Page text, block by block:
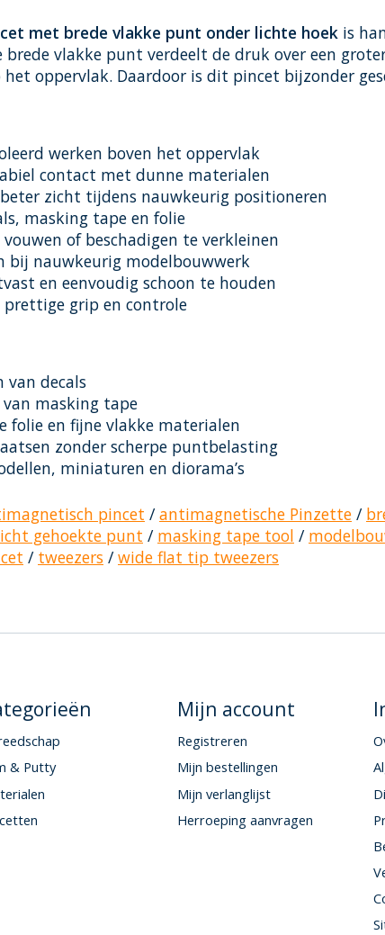
met brede vlakke punt onder lichte hoek is
brede vlakke punt verdeelt de druk over een
oppervlak. Daardoor is dit pincet bijzonder
werken boven het oppervlak
contact met dunne materialen
zicht tijdens nauwkeurig positioneren
masking tape en folie
of beschadigen te verkleinen
bij nauwkeurig modelbouwwerk
en eenvoudig schoon te houden
grip en controle
van decals
masking tape
folie en fijne vlakke materialen
zonder scherpe puntbelasting
miniaturen en diorama’s
pincet /antimagnetische Pinzette /
gehoekte punt / masking tape tool /
/ tweezers /wide flat tip tweezers
& Putty
Mijn account
Registreren
Mijn bestellingen
Mijn verlanglijst
Herroeping aanvragen